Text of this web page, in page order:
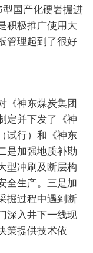
国产化硬岩掘进
积极推广使用大
管理起到了很好
《神东煤炭集团
定并下发了《神
试行）和《神东
是加强地质补勘
型冲刷及断层构
全生产。三是加
掘过程中遇到断
深入井下一线现
策提供技术依